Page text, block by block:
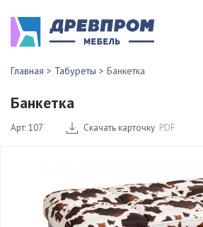
Главная > Табуреты > Банкетка
Банкетка
Арт: 107 Скачать карточку PDF